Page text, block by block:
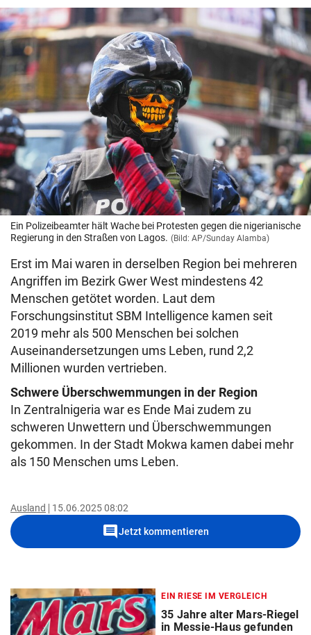
Ein Polizeibeamter hält Wache bei Protesten gegen die nigerianische
Regierung in den Straßen von Lagos. (Bild: AP/Sunday Alamba)
Erst im Mai waren in derselben Region bei mehreren
Angriffen im Bezirk Gwer West mindestens 42
Menschen getötet worden. Laut dem
Forschungsinstitut SBM Intelligence kamen seit
2019 mehr als 500 Menschen bei solchen
Auseinandersetzungen ums Leben, rund 2,2
Millionen wurden vertrieben.
Schwere Überschwemmungen in der Region
In Zentralnigeria war es Ende Mai zudem zu
schweren Unwettern und Überschwemmungen
gekommen. In der Stadt Mokwa kamen dabei mehr
als 150 Menschen ums Leben.
Ausland 15.06.2025 08:02
commentJetzt kommentieren
EIN RIESE IM VERGLEICH
35 Jahre alter Mars-Riegel
in Messie-Haus gefunden